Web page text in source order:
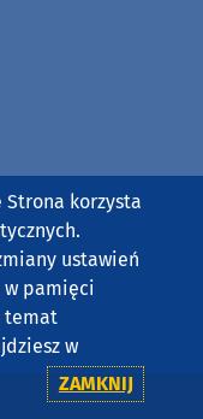
korzysta
ustawień
w pamięci
temat
w
ZAMKNIJ